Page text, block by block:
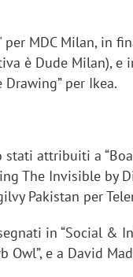
MDC Milan, in
è Dude Milan), e
per Ikea.
stati attribuiti a
The Invisible by
Pakistan per
in “Social &
Owl”, e a David
Digital:
l’AI deve